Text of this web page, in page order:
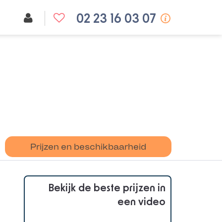
02 23 16 03 07
Prijzen en beschikbaarheid
Bekijk de beste prijzen in
een video